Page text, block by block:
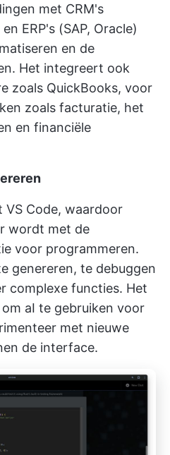
met CRM's
ERP's (SAP, Oracle)
en de
Het integreert ook
zoals QuickBooks, voor
zoals facturatie, het
en financiële
Code, waardoor
wordt met de
voor programmeren.
genereren, te debuggen
complexe functies. Het
aI te gebruiken voor
met nieuwe
de interface.